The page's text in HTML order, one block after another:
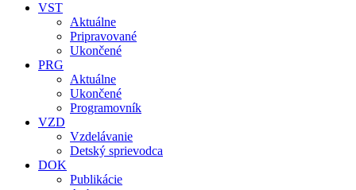
VST
Aktuálne
Pripravované
Ukončené
PRG
Aktuálne
Ukončené
Programovník
VZD
Vzdelávanie
Detský sprievodca
DOK
Publikácie